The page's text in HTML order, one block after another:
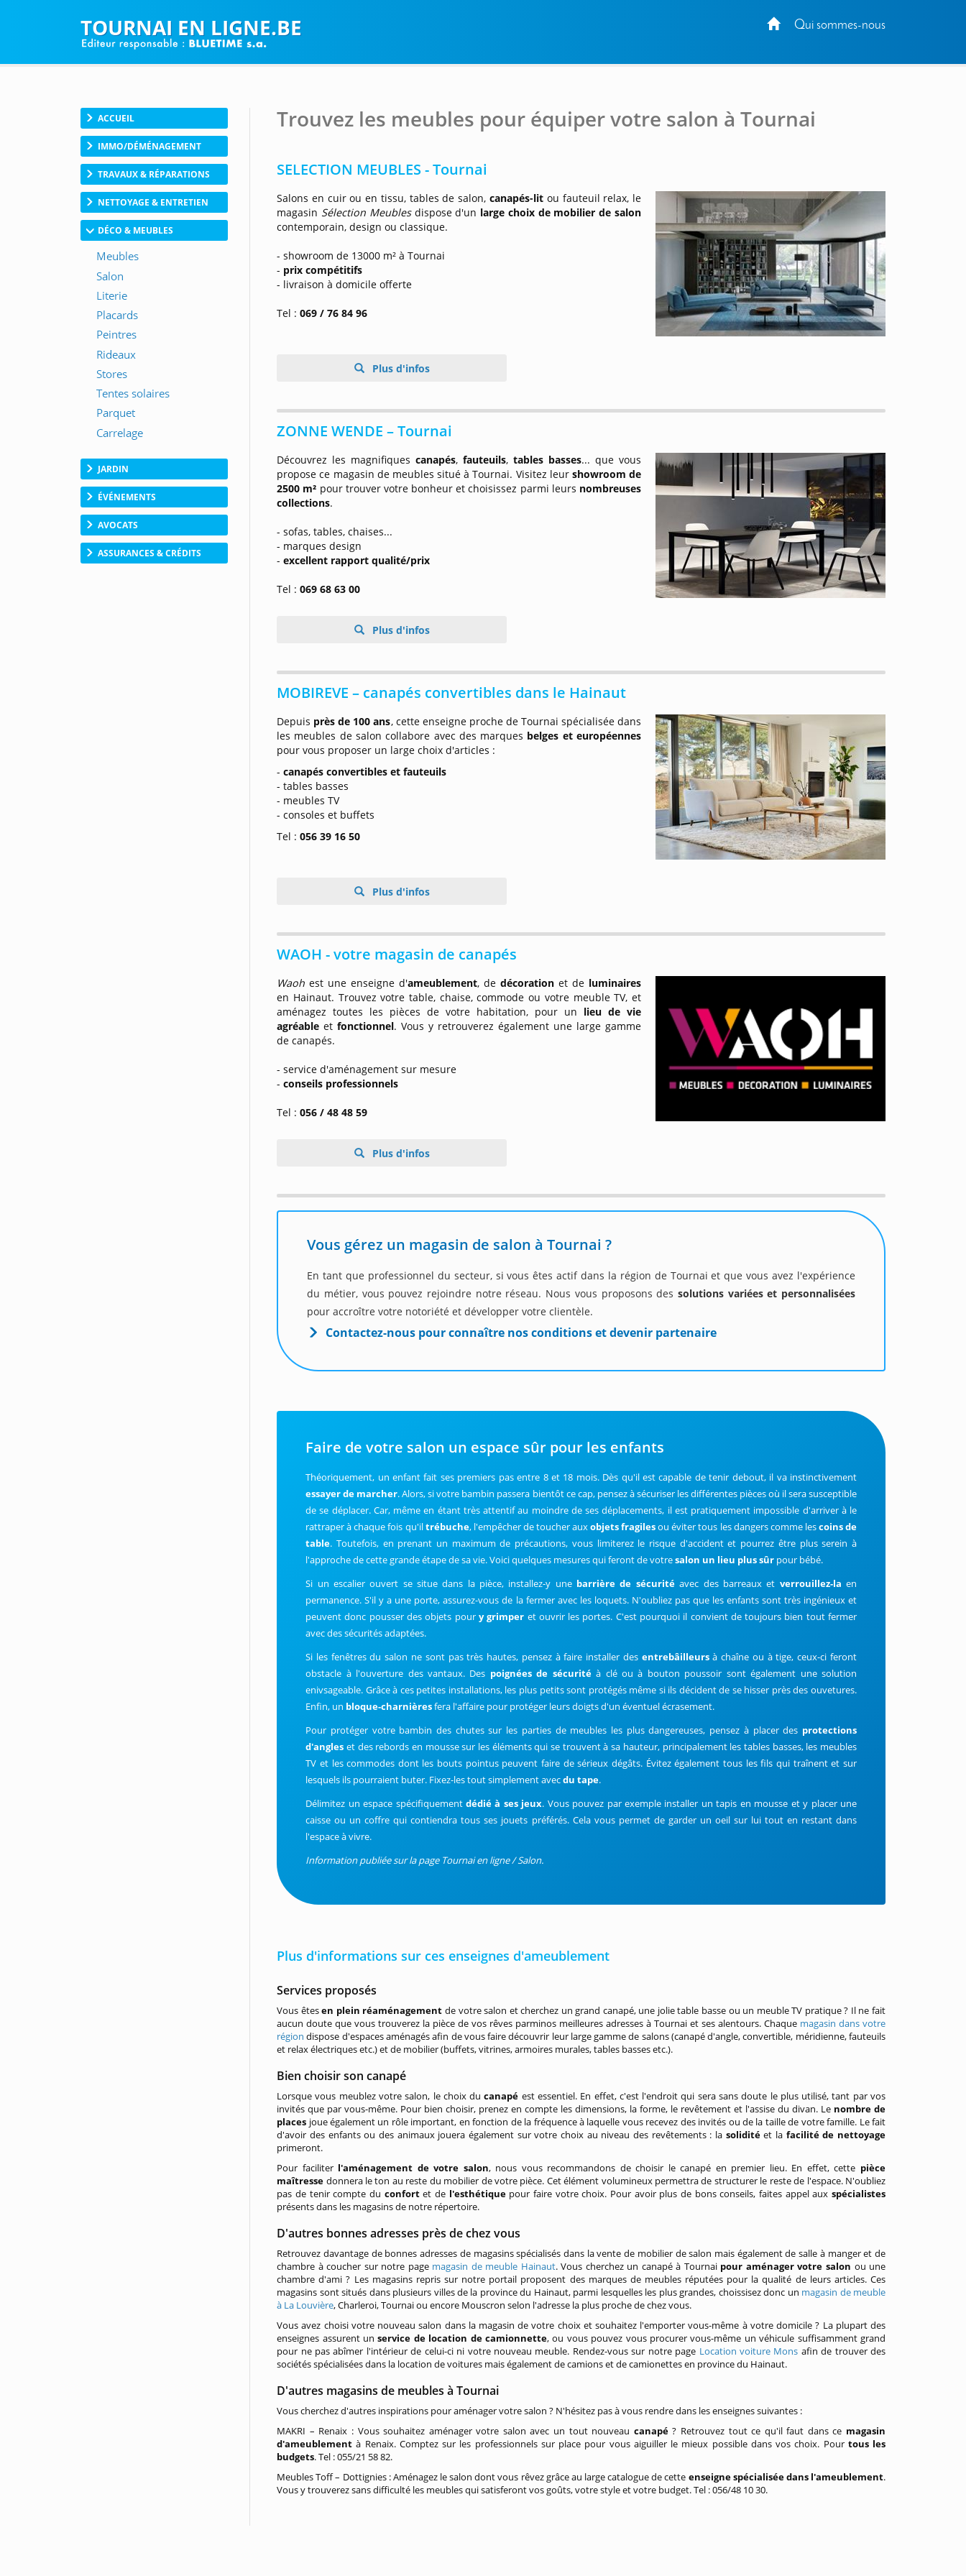
Qui sommes-nous
TOURNAI EN LIGNE.BE
ACCUEIL
IMMO/DÉMÉNAGEMENT
TRAVAUX & RÉPARATIONS
NETTOYAGE & ENTRETIEN
DÉCO & MEUBLES
JARDIN
ÉVÉNEMENTS
AVOCATS
ASSURANCES & CRÉDITS
Trouvez les meubles pour équiper votre salon à Tournai
SELECTION MEUBLES - Tournai
Salons en cuir ou en tissu, tables de salon, canapés-lit ou fauteuil relax, le
magasin Sélection Meublesdispose d'un large choix de mobilier de salon
contemporain, design ou classique.
- showroom de 13000 m² à Tournai
- prix compétitifs
- livraison à domicile offerte
Tel :069 / 76 84 96
Plus d'infos
ZONNE WENDE – Tournai
Découvrez les magnifiquescanapés,fauteuils,tables basses... que vous
propose ce magasin de meubles situé à Tournai. Visitez leur showroom de
2500 m² pour trouver votre bonheur et choisissez parmi leurs nombreuses
collections.
- sofas, tables, chaises...
- marques design
-excellent rapport qualité/prix
Tel :069 68 63 00
Plus d'infos
MOBIREVE – canapés convertibles dans le Hainaut
Depuis près de 100 ans, cette enseigne proche de Tournai spécialisée dans
les meubles de salon collabore avec des marques belges et européennes
pour vous proposer un large choix d'articles :
-canapés convertibles et fauteuils
- tables basses
- meubles TV
- consoles et buffets
Tel :056 39 16 50
Plus d'infos
WAOH - votre magasin de canapés
Waohest une enseigne d'ameublement, dedécorationet de luminaires
en Hainaut. Trouvez votre table, chaise, commode ou votre meuble TV, et
aménagez toutes les pièces de votre habitation, pour un lieu de vie
agréable etfonctionnel. Vous y retrouverez également une large gamme
de canapés.
- service d'aménagement sur mesure
-conseils professionnels
Tel :056 / 48 48 59
Plus d'infos
Vous gérez un magasin de salon à Tournai ?
En tant que professionnel du secteur, si vous êtes actif dans la région de Tournai et que vous avez l'expérience
du métier, vous pouvez rejoindre notre réseau. Nous vous proposons des solutions variées et personnalisées
pour accroître votre notoriété et développer votre clientèle.
Contactez-nous pour connaître nos conditions et devenir partenaire
Faire de votre salon un espace sûr pour les enfants
Théoriquement, un enfant fait ses premiers pas entre 8 et 18 mois. Dès qu'il est capable de tenir debout, il va instinctivement
essayer de marcher. Alors, si votre bambin passera bientôt ce cap, pensez à sécuriser les différentes pièces où il sera susceptible
de se déplacer. Car, même en étant très attentif au moindre de ses déplacements, il est pratiquement impossible d'arriver à le
rattraper à chaque fois qu'iltrébuche, l'empêcher de toucher auxobjets fragilesou éviter tous les dangers comme lescoins de
table. Toutefois, en prenant un maximum de précautions, vous limiterez le risque d'accident et pourrez être plus serein à
l'approche de cette grande étape de sa vie. Voici quelques mesures qui feront de votresalon un lieu plus sûr pour bébé.
Si un escalier ouvert se situe dans la pièce, installez-y une barrière de sécuritéavec des barreaux et verrouillez-la en
permanence. S'il y a une porte, assurez-vous de la fermer avec les loquets. N'oubliez pas que les enfants sont très ingénieux et
peuvent donc pousser des objets pour y grimper et ouvrir les portes. C'est pourquoi il convient de toujours bien tout fermer
avec des sécurités adaptées.
Si les fenêtres du salon ne sont pas très hautes, pensez à faire installer des entrebâilleursà chaîne ou à tige, ceux-ci feront
obstacle à l'ouverture des vantaux. Des poignées de sécuritéà clé ou à bouton poussoir sont également une solution
enivsageable. Grâce à ces petites installations, les plus petits sont protégés même si ils décident de se hisser près des ouvetures.
Enfin, un bloque-charnièresfera l'affaire pour protéger leurs doigts d'un éventuel écrasement.
Pour protéger votre bambin des chutes sur les parties de meubles les plus dangereuses, pensez à placer des protections
d'angles et des rebords en mousse sur les éléments qui se trouvent à sa hauteur, principalement les tables basses, les meubles
TV et les commodes dont les bouts pointus peuvent faire de sérieux dégâts. Évitez également tous les fils qui traînent et sur
lesquels ils pourraient buter. Fixez-les tout simplement avecdu tape.
Délimitez un espace spécifiquement dédié à ses jeux. Vous pouvez par exemple installer un tapis en mousse et y placer une
caisse ou un coffre qui contiendra tous ses jouets préférés. Cela vous permet de garder un oeil sur lui tout en restant dans
l'espace à vivre.
Information publiée sur la page Tournai en ligne / Salon.
Plus d'informations sur ces enseignes d'ameublement
Services proposés
Vous êtesen plein réaménagement de votre salon et cherchez un grand canapé, une jolie table basse ou un meuble TV pratique ? Il ne fait
aucun doute que vous trouverez la pièce de vos rêves parminos meilleures adresses à Tournai et ses alentours. Chaque magasin dans votre
région dispose d'espaces aménagés afin de vous faire découvrir leur large gamme de salons (canapé d'angle, convertible, méridienne, fauteuils
et relax électriques etc.) et de mobilier (buffets, vitrines, armoires murales, tables basses etc.).
Bien choisir son canapé
Lorsque vous meublez votre salon, le choix ducanapé est essentiel. En effet, c'est l'endroit qui sera sans doute le plus utilisé, tant par vos
invités que par vous-même. Pour bien choisir, prenez en compte les dimensions, la forme, le revêtement et l'assise du divan. Le nombre de
places joue également un rôle important, en fonction de la fréquence à laquelle vous recevez des invités ou de la taille de votre famille. Le fait
d'avoir des enfants ou des animaux jouera également sur votre choix au niveau des revêtements : la soliditéet la facilité de nettoyage
primeront.
Pour faciliter l'aménagement de votre salon, nous vous recommandons de choisir le canapé en premier lieu. En effet, cette pièce
maîtresse donnera le ton au reste du mobilier de votre pièce. Cet élément volumineux permettra de structurer le reste de l'espace. N'oubliez
pas de tenir compte du confortet de l'esthétique pour faire votre choix. Pour avoir plus de bons conseils, faites appel auxspécialistes
présents dans les magasins de notre répertoire.
D'autres bonnes adresses près de chez vous
Retrouvez davantage de bonnes adresses de magasins spécialisés dans la vente de mobilier de salon mais également de salle à manger et de
chambre à coucher sur notre page magasin de meuble Hainaut. Vous cherchez un canapé à Tournai pour aménager votre salon ou une
chambre d'ami ? Les magasins repris sur notre portail proposent des marques de meubles réputées pour la qualité de leurs articles. Ces
magasins sont situés dans plusieurs villes de la province du Hainaut, parmi lesquelles les plus grandes, choissisez donc un magasin de meuble
à La Louvière, Charleroi, Tournai ou encore Mouscron selon l'adresse la plus proche de chez vous.
Vous avez choisi votre nouveau salon dans la magasin de votre choix et souhaitez l'emporter vous-même à votre domicile ? La plupart des
enseignes assurent unservice de location de camionnette, ou vous pouvez vous procurer vous-même un véhicule suffisamment grand
pour ne pas abîmer l'intérieur de celui-ci ni votre nouveau meuble. Rendez-vous sur notre page Location voiture Mons afin de trouver des
sociétés spécialisées dans la location de voitures mais également de camions et de camionettes en province du Hainaut.
D'autres magasins de meubles à Tournai
Vous cherchez d'autres inspirations pour aménager votre salon ? N'hésitez pas à vous rendre dans les enseignes suivantes :
MAKRI – Renaix : Vous souhaitez aménager votre salon avec un tout nouveau canapé? Retrouvez tout ce qu'il faut dans ce magasin
d'ameublement à Renaix. Comptez sur les professionnels sur place pour vous aiguiller le mieux possible dans vos choix. Pour tous les
budgets. Tel : 055/21 58 82.
Meubles Toff – Dottignies : Aménagez le salon dont vous rêvez grâce au large catalogue de cette enseigne spécialisée dans l'ameublement.
Vous y trouverez sans difficulté les meubles qui satisferont vos goûts, votre style et votre budget. Tel : 056/48 10 30.